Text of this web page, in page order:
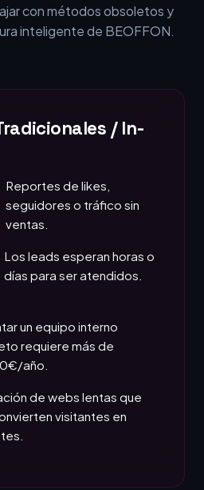
con métodos obsoletos y
inteligente de BEOFFON.
/ In-
Reportes de likes,
seguidores o tráfico sin
ventas.
Los leads esperan horas o
días para ser atendidos.
un equipo interno
requiere más de
año.
de webs lentas que
visitantes en